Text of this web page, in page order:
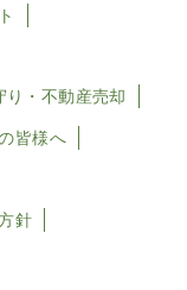
り・不動産売却
皆様へ
針